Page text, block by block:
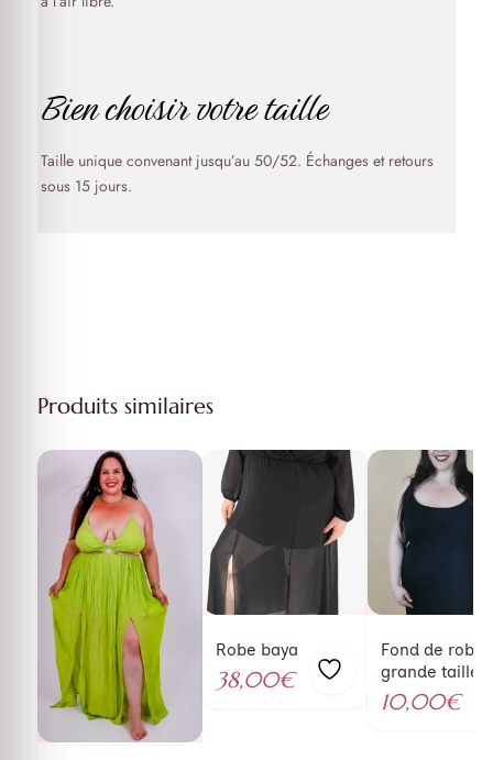
Bien choisir votre taille
Taille unique convenant jusqu’au 50/52. Échanges et retours
sous 15 jours.
Produits similaires
Robe baya
38,00€
Fond de robe
grande taille
10,00€